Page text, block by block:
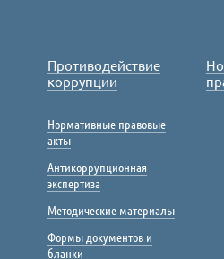
Противодействие
коррупции
Нормативные правовые
акты
Антикоррупционная
экспертиза
Методические материалы
Формы документов и
бланки